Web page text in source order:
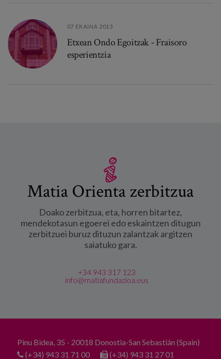
07 EKAINA 2013
Etxean Ondo Egoitzak - Fraisoro
esperientzia
Matia Orienta zerbitzua
Doako zerbitzua, eta, horren bitartez,
mendekotasun egoerei edo eskaintzen ditugun
zerbitzuei buruz dituzun zalantzak argitzen
saiatuko gara.
+34 943 317 123
info@matiafundazioa.eus
Pinu Bidea, 35 - 20018 Donostia-San Sebastián (Spain)
(+34) 943 31 71 00
(+34) 943 31 27 01